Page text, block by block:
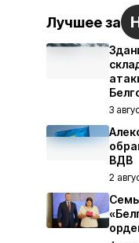
Лучшее за
3
ВДВ
2